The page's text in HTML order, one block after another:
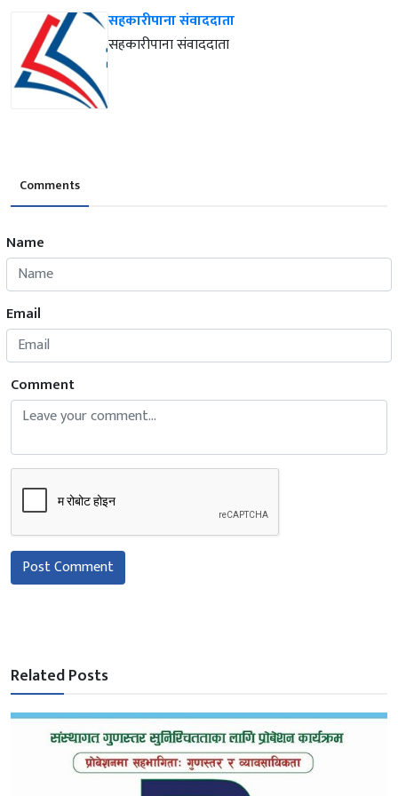
सहकारीपाना संवाददाता
सहकारीपाना संवाददाता
Comments
Name
Email
Comment
Post Comment
Related Posts